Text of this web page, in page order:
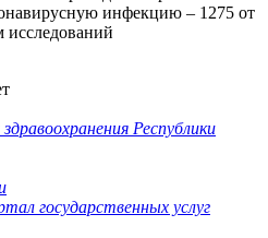
инфекцию – 1275 от
исследований
Республики
государственных услуг